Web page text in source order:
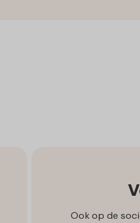
Ook op de